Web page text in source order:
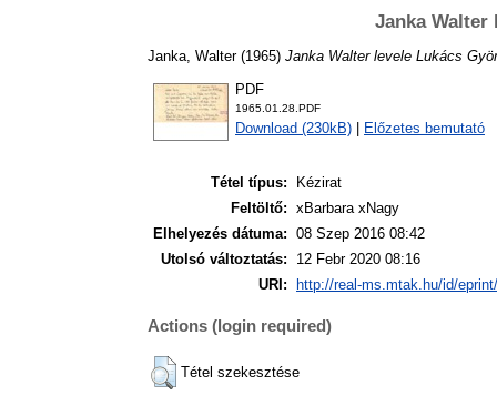
Janka Walter
Janka, Walter(1965) Janka Walter levele Lukács
PDF
1965.01.28.PDF
Download (230kB) Előzetes bemutató
Tétel típus:
Kézirat
Feltöltő: xBarbara xNagy
Elhelyezés dátuma: 08 Szep 2016 08:42
Utolsó változtatás:
12 Febr 2020 08:16
URI:
http://real-ms.mtak.hu/id/
Actions (login required)
Tétel szekesztése